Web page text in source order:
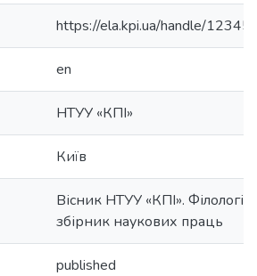
https://ela.kpi.ua/handle/
en
НТУУ «КПІ»
Київ
Вісник НТУУ «КПІ».
збірник наукових праць
published